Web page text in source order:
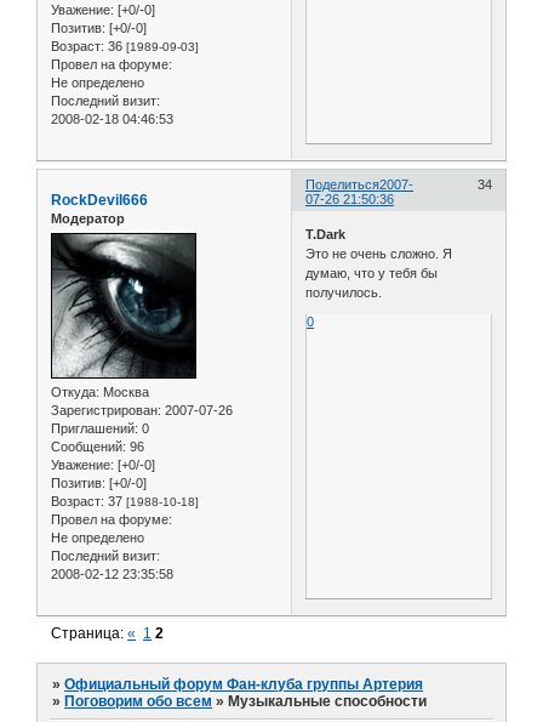
Уважение: [+0/-0]
Позитив: [+0/-0]
Возраст: 36 [1989-09-03]
Провел на форуме:
Не определено
Последний визит:
2008-02-18 04:46:53
Поделиться 34
2007-
07-26 21:50:36
RockDevil666
Модератор
Откуда: Москва
Зарегистрирован: 2007-07-26
Приглашений: 0
Сообщений: 96
Уважение: [+0/-0]
Позитив: [+0/-0]
Возраст: 37 [1988-10-18]
Провел на форуме:
Не определено
Последний визит:
2008-02-12 23:35:58
T.Dark
Это не очень сложно. Я
думаю, что у тебя бы
получилось.
0
Страница:« 1 2
»Официальный форум Фан-клуба группы Артерия
»Поговорим обо всем »Музыкальные способности